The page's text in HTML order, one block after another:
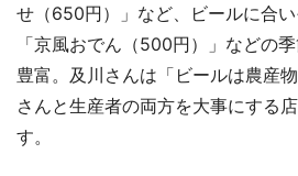
せ（650円）」など、ビールに合
「京風おでん（500円）」などの
豊富。及川さんは「ビールは農産
さんと生産者の両方を大事にする
す。